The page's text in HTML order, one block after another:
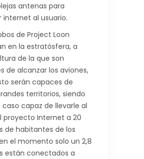
antenas para
internet al usuario.
de Project Loon
en la estratósfera, a
de la que son
de alcanzar los aviones,
serán capaces de
territorios, siendo
capaz de llevarle al
proyecto Internet a 20
de habitantes de los
el momento solo un 2,8
están conectados a